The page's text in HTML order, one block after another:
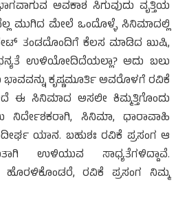
ಅವಕಾಶ ಸಿಗುವುದು ವೃತ್ತಿಯ
ಮುಗಿದ ಮೇಲೆ ಒಂದೊಳ್ಳೆ ಸಿನಿಮಾದಲ್ಲಿ
ತಂಡದೊಂದಿಗೆ ಕೆಲಸ ಮಾಡಿದ ಖುಷಿ,
ಉಳಿಯೋದಿದೆಯಲ್ಲಾ? ಅದು ಬಲು
ಕೃಷ್ಣಮೂರ್ತಿ ಅವರೊಳಗೆ ರವಿಕೆ
ಈ ಸಿನಿಮಾದ ಅಸಲೀ ಕಿಮ್ಮತ್ತಿಗೊಂದು
ಸಿನಿಮಾ, ಧಾರಾವಾಹಿ
ಯಾನ. ಬಹುಶಃ ರವಿಕೆ ಪ್ರಸಂಗ ಆ
ಉಳಿಯುವ ಸಾಧ್ಯತೆಗಳಿದ್ದಾವೆ.
ರವಿಕೆ ಪ್ರಸಂಗ ನಿಮ್ಮ